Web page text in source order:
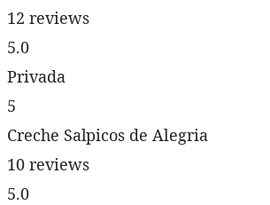
12 reviews
5.0
Privada
5
Creche Salpicos de Alegria
10 reviews
5.0